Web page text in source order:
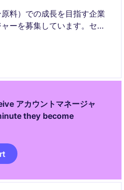
料）での成長を目指す企業
ーを募集しています。セー
関係を構築していただきま
アカウントマネージャ
they become